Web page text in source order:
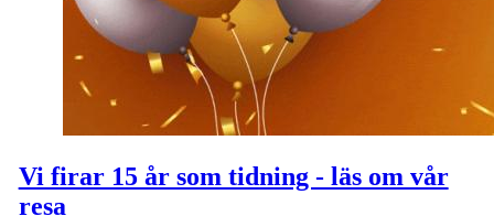
Vi firar 15 år som tidning - läs om vår
resa